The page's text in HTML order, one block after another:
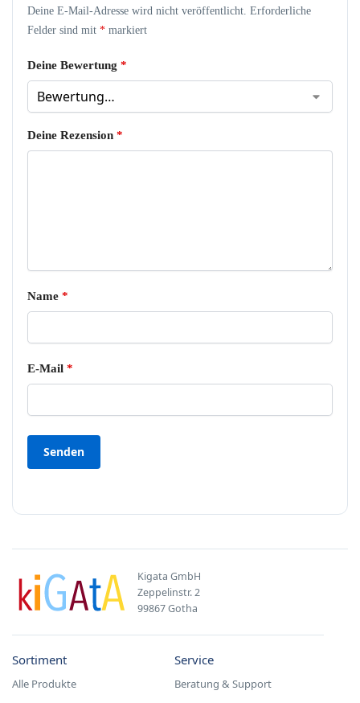
Deine E-Mail-Adresse wird nicht veröffentlicht. Erforderliche
Felder sind mit * markiert
Deine Bewertung *
Deine Rezension *
Name *
E-Mail *
Kigata GmbH
Zeppelinstr. 2
99867 Gotha
Sortiment
Alle Produkte
Service
Beratung & Support